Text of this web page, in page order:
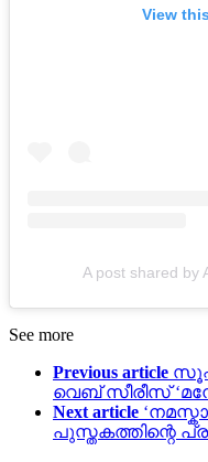
View
A post shared by
See more
Previous article
വെബ് സീരീസ്
Next article
പുസ്തകത്തിന്റെ